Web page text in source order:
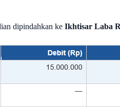
dipindahkan ke Ikhtisar Laba